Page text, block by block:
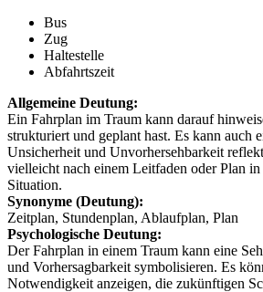
Bus
Zug
Haltestelle
Abfahrtszeit
Allgemeine Deutung:
Ein Fahrplan im Traum kann darauf
strukturiert und geplant hast. Es kann auch
Unsicherheit und Unvorhersehbarkeit
vielleicht nach einem Leitfaden oder Plan in
Situation.
Synonyme (Deutung):
Zeitplan, Stundenplan, Ablaufplan, Plan
Psychologische Deutung:
Der Fahrplan in einem Traum kann eine
und Vorhersagbarkeit symbolisieren. Es
Notwendigkeit anzeigen, die zukünftigen